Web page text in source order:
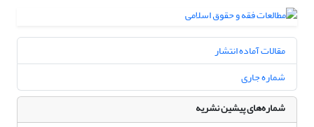
مقالات آماده انتشار
شماره جاری
شماره‌های پیشین نشریه